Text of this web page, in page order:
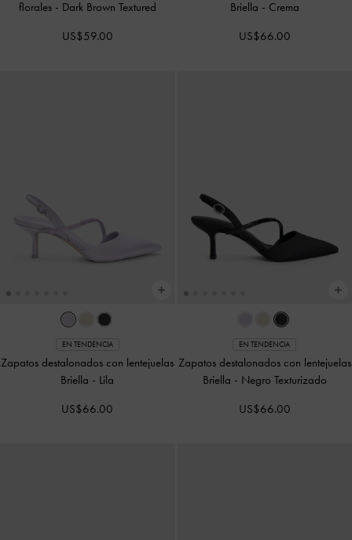
florales - Dark Brown Textured
US$59.00
Briella - Crema
US$66.00
EN TENDENCIA
Zapatos destalonados con lentejuelas
Briella - Lila
US$66.00
EN TENDENCIA
Zapatos destalonados con lentejuelas
Briella - Negro Texturizado
US$66.00